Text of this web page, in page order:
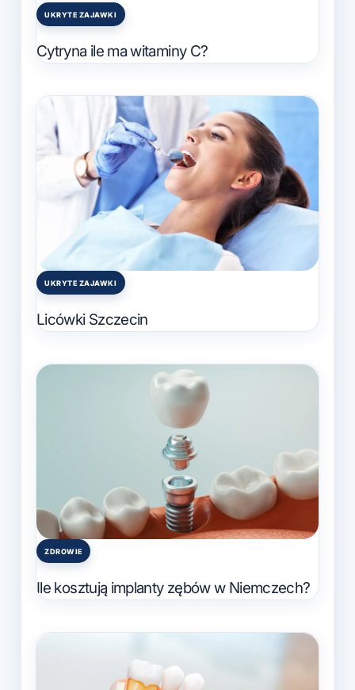
Posted
UKRYTE ZAJAWKI
Cytryna ile ma witaminy C?
Posted
UKRYTE ZAJAWKI
Licówki Szczecin
Posted
ZDROWIE
Ile kosztują implanty zębów w Niemczech?